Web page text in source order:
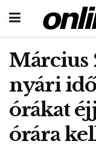
Március
nyári
órákat
órára